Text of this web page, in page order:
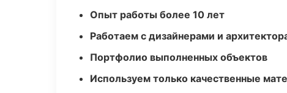
Опыт работы более 10 лет
Работаем с дизайнерами и
Портфолио выполненных объектов
Используем только качественные